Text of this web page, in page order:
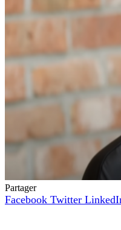
Partager
Facebook Twitter